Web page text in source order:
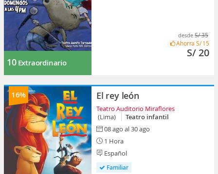
10 Extraordinario
desde S/ 35
Ahorra S/ 15
S/ 20
16% El rey león
Teatro Auditorio Miraflores
(Lima)
Teatro infantil
08 ago al 30 ago
1 Hora
Español
Familiar